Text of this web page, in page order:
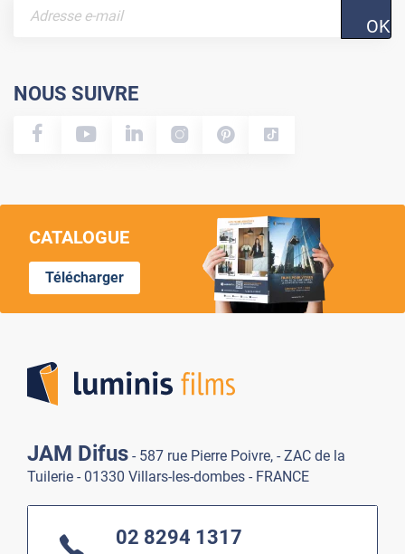
OK
NOUS SUIVRE
CATALOGUE
Télécharger
JAM Difus - 587 rue Pierre Poivre, - ZAC de la
Tuilerie - 01330 Villars-les-dombes - FRANCE
02 8294 1317